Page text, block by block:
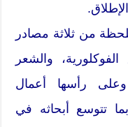
من ثلاثة مصادر
والشعر
رأسها أعمال
تتوسع أبحاثه في